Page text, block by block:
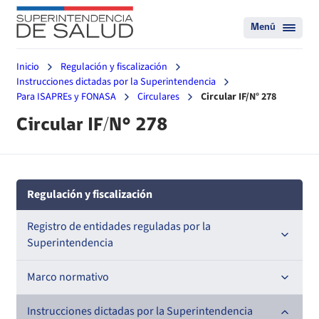
Menú
Inicio
Regulación y fiscalización
Instrucciones dictadas por la Superintendencia
Para ISAPREs y FONASA
Circulares Circular IF/N° 278
Circular IF/N° 278
Regulación y fiscalización
Registro de entidades reguladas por la
Superintendencia
Registro de Prestadores Acreditados
Nacional
Registro de Entidades Acreditadoras
Marco normativo
Leyes
Instrucciones dictadas por la Superintendencia